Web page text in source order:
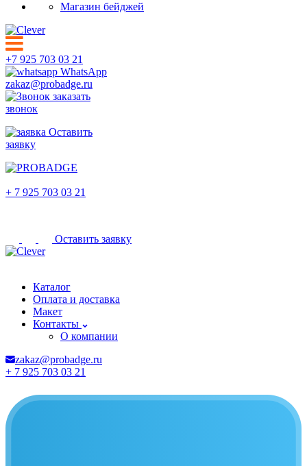
Магазин бейджей
+7 925 703 03 21
WhatsApp
zakaz@probadge.ru
заказать
звонок
Оставить
заявку
+ 7 925 703 03 21
Оставить заявку
Каталог
Оплата и доставка
Макет
Контакты
О компании
zakaz@probadge.ru
+ 7 925 703 03 21